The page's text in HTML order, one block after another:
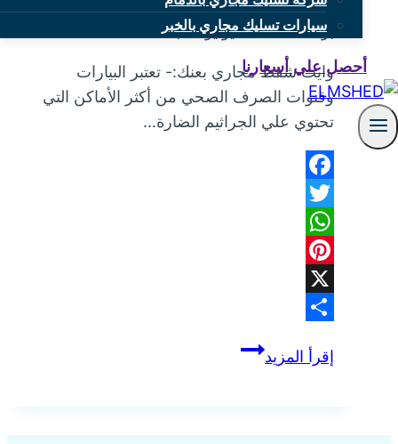
سيارات تسليك مجاري بالخبر
أحصل علي أسعارنا
بواسطةmona يونيو 22, 2025
وايت شفط مجاري بعنك:- تعتبر البيارات
وقنوات الصرف الصحي من أكثر الأماكن التي
تحتوي علي الجراثيم الضارة…
Facebook
Twitter
WhatsApp
Pinterest
X
إقرأ المزيدوايت